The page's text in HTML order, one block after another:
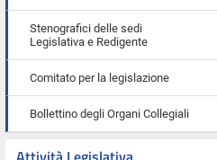
Stenografici delle sedi
Legislativa e Redigente
Comitato per la legislazione
Bollettino degli Organi Collegiali